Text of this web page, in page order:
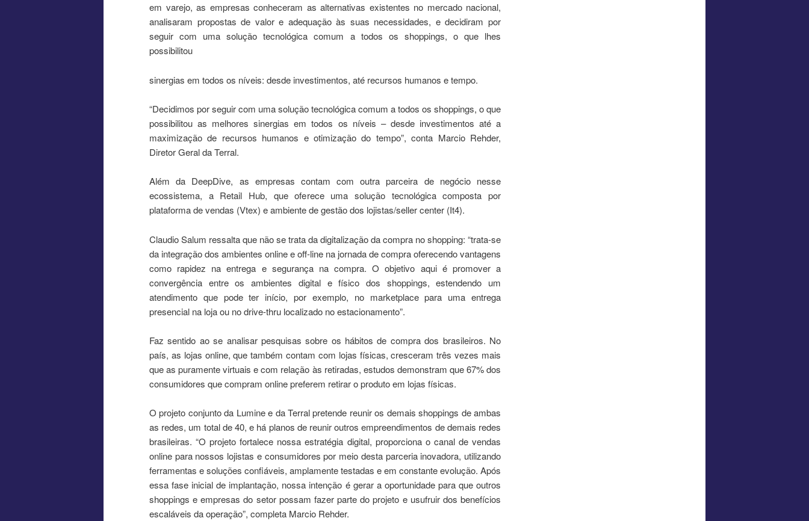
em varejo, as empresas conheceram as alternativas existentes no mercado nacional,
analisaram propostas de valor e adequação às suas necessidades, e decidiram por
seguir com uma solução tecnológica comum a todos os shoppings, o que lhes
possibilitou
sinergias em todos os níveis: desde investimentos, até recursos humanos e tempo.
“Decidimos por seguir com uma solução tecnológica comum a todos os shoppings, o que
possibilitou as melhores sinergias em todos os níveis – desde investimentos até a
maximização de recursos humanos e otimização do tempo”, conta Marcio Rehder,
Diretor Geral da Terral.
Além da DeepDive, as empresas contam com outra parceira de negócio nesse
ecossistema, a Retail Hub, que oferece uma solução tecnológica composta por
plataforma de vendas (Vtex) e ambiente de gestão dos lojistas/seller center (It4).
Claudio Salum ressalta que não se trata da digitalização da compra no shopping: “trata-se
da integração dos ambientes online e off-line na jornada de compra oferecendo vantagens
como rapidez na entrega e segurança na compra. O objetivo aqui é promover a
convergência entre os ambientes digital e físico dos shoppings, estendendo um
atendimento que pode ter início, por exemplo, no marketplace para uma entrega
presencial na loja ou no drive-thru localizado no estacionamento”.
Faz sentido ao se analisar pesquisas sobre os hábitos de compra dos brasileiros. No
país, as lojas online, que também contam com lojas físicas, cresceram três vezes mais
que as puramente virtuais e com relação às retiradas, estudos demonstram que 67% dos
consumidores que compram online preferem retirar o produto em lojas físicas.
O projeto conjunto da Lumine e da Terral pretende reunir os demais shoppings de ambas
as redes, um total de 40, e há planos de reunir outros empreendimentos de demais redes
brasileiras. “O projeto fortalece nossa estratégia digital, proporciona o canal de vendas
online para nossos lojistas e consumidores por meio desta parceria inovadora, utilizando
ferramentas e soluções confiáveis, amplamente testadas e em constante evolução. Após
essa fase inicial de implantação, nossa intenção é gerar a oportunidade para que outros
shoppings e empresas do setor possam fazer parte do projeto e usufruir dos benefícios
escaláveis da operação”, completa Marcio Rehder.